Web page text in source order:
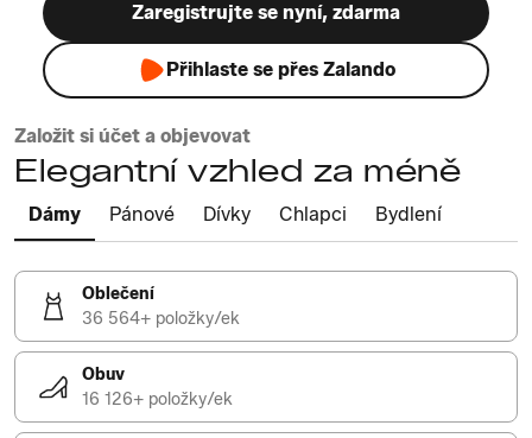
Zaregistrujte se nyní, zdarma
Přihlaste se přes Zalando
Založit si účet a objevovat
Elegantní vzhled za méně
Dámy Pánové Dívky Chlapci Bydlení
Oblečení
36 564+ položky/ek
Obuv
16 126+ položky/ek